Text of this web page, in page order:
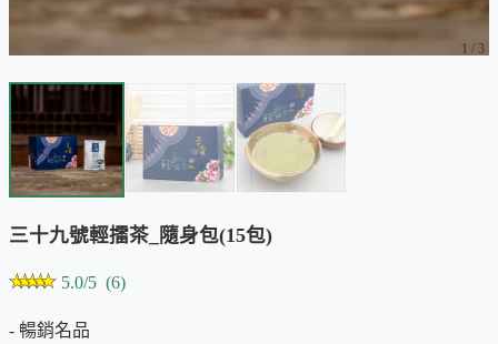
1 / 3
三十九號輕擂茶_隨身包(15包)
5.0/5 (6)
- 暢銷名品